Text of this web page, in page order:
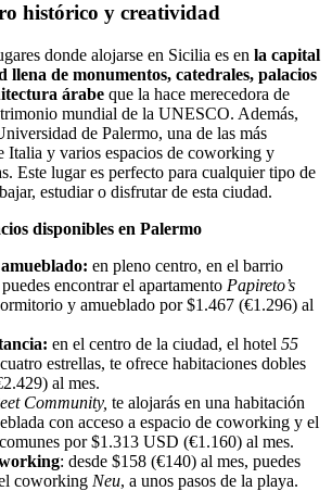
histórico y creatividad
donde alojarse en Sicilia es en la capital
llena de monumentos, catedrales, palacios
árabe que la hace merecedora de
mundial de la UNESCO. Además,
de Palermo, una de las más
Italia y varios espacios de coworking y
Este lugar es perfecto para cualquier tipo de
estudiar o disfrutar de esta ciudad.
disponibles en Palermo
en pleno centro, en el barrio
encontrar el apartamento Papireto’s
y amueblado por $1.467 (€1.296) al
en el centro de la ciudad, el hotel 55
estrellas, te ofrece habitaciones dobles
al mes.
Community, te alojarás en una habitación
con acceso a espacio de coworking y el
por $1.313 USD (€1.160) al mes.
: desde $158 (€140) al mes, puedes
coworking Neu, a unos pasos de la playa.